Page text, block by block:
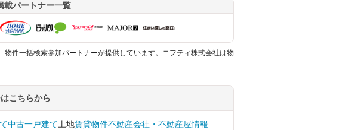
載パートナー一覧
件一括検索参加パートナーが提供しています。ニフティ株式会社は物
こちらから
中古一戸建て土地賃貸物件不動産会社・不動産屋情報